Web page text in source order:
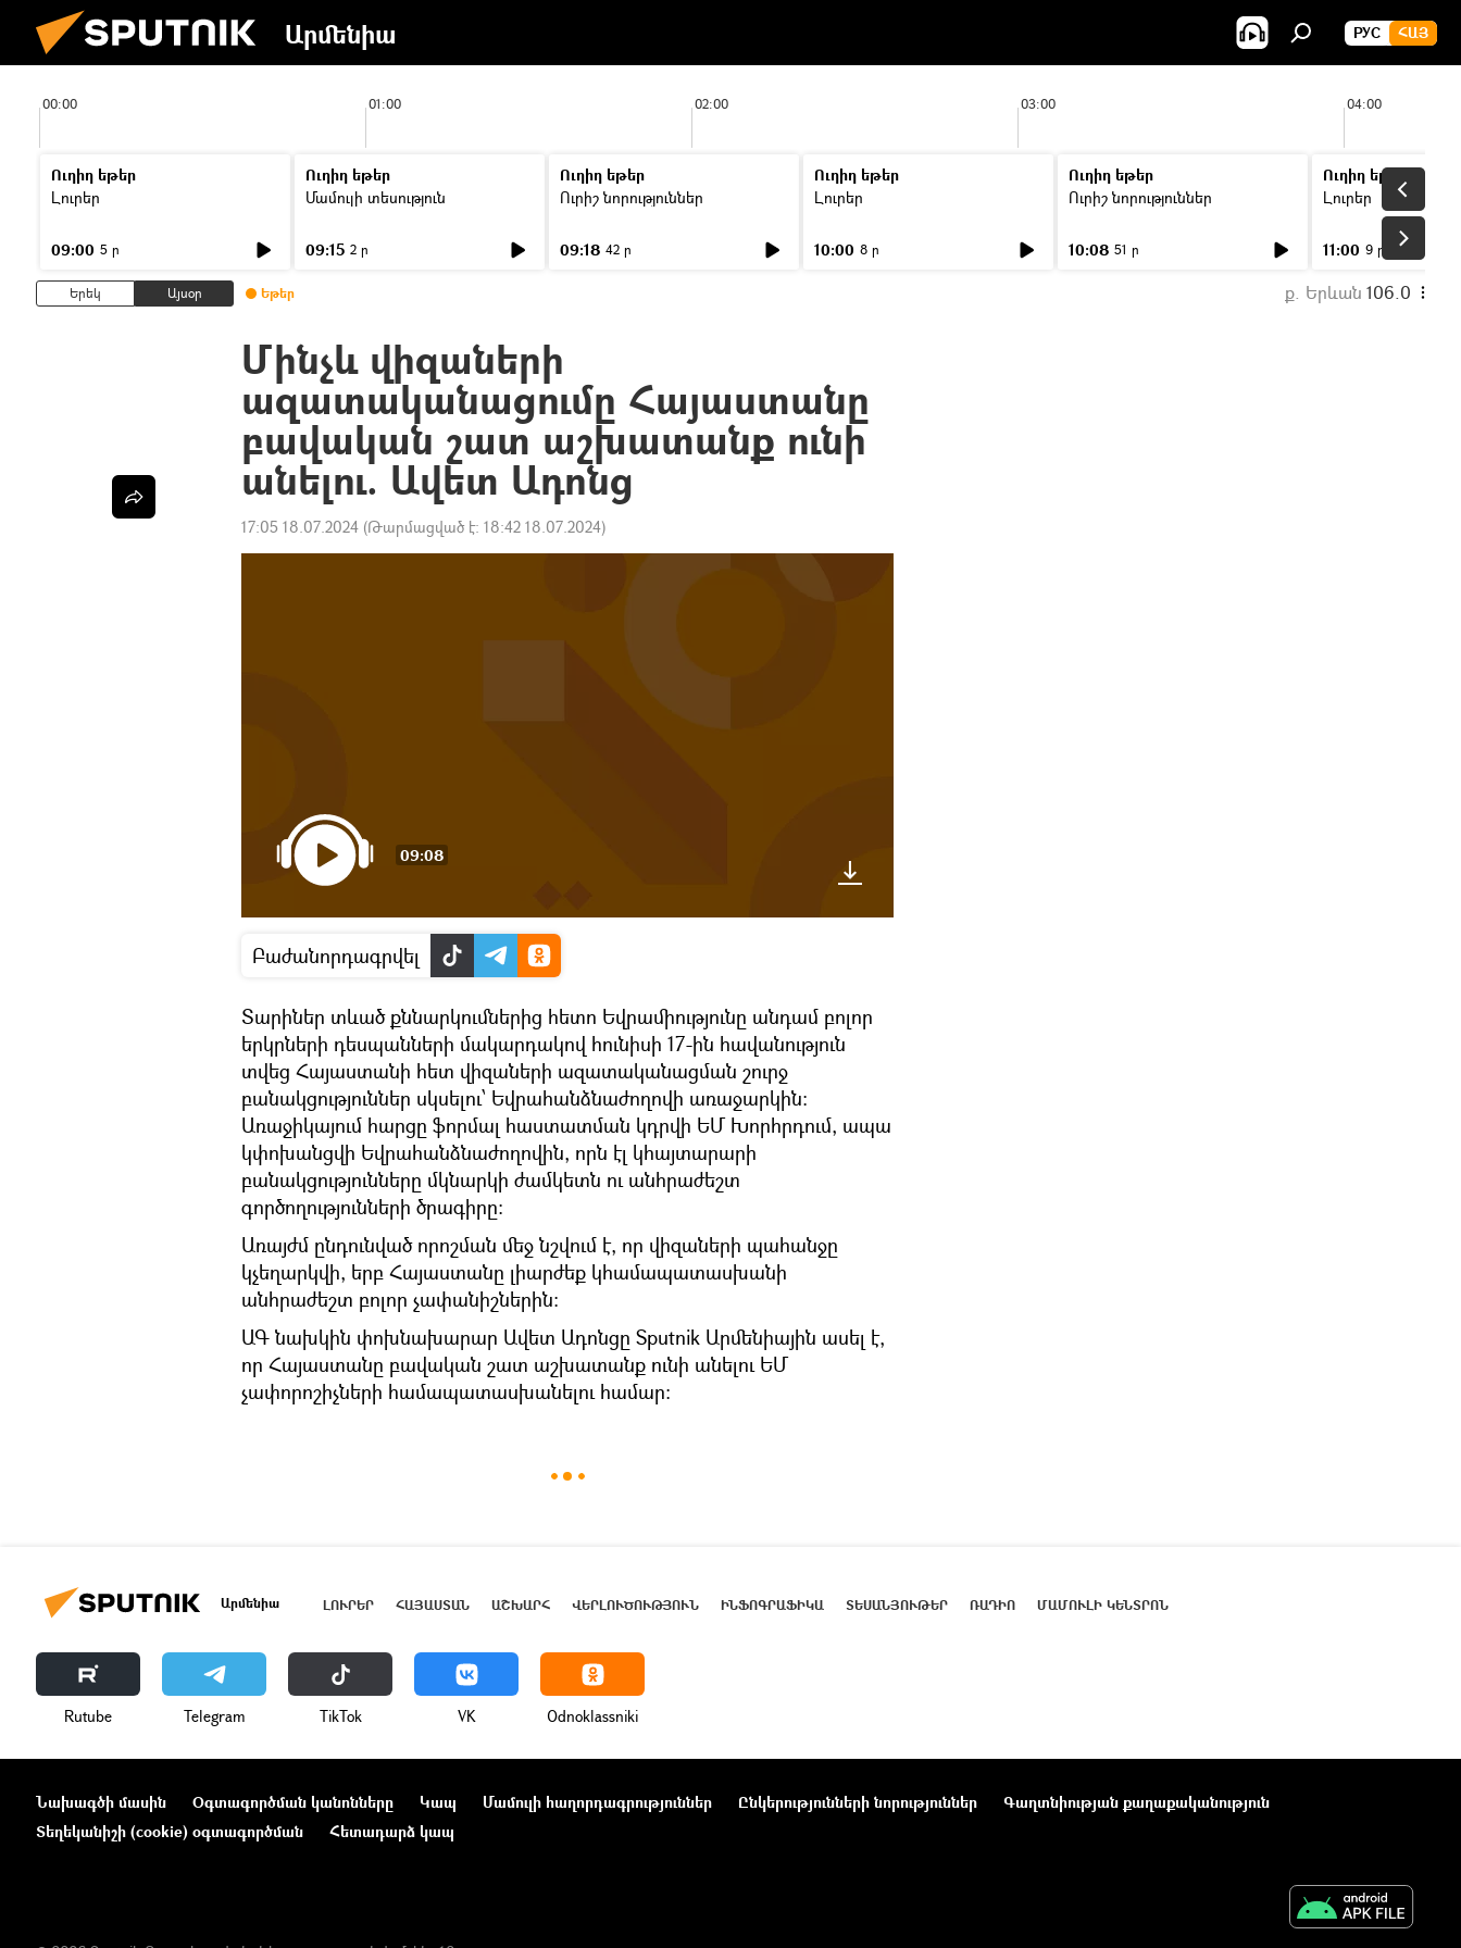
Արմենիա РУС ՀԱՅ
00:00 01:00 02:00 03:00 04:00
Ուղիղ եթեր
Լուրեր
09:00 5 ր
Ուղիղ եթեր
Մամուլի տեսություն
09:15 2 ր
Ուղիղ եթեր
Ուրիշ նորություններ
09:18 42 ր
Ուղիղ եթեր
Լուրեր
10:00 8 ր
Ուղիղ եթեր
Ուրիշ նորություններ
10:08 51 ր
Ուղիղ եթեր
Լուրեր
11:00 9 ր
Երեկ Այսօր Եթեր ք. Երևան 106.0
Մինչև վիզաների
ազատականացումը Հայաստանը
բավական շատ աշխատանք ունի
անելու. Ավետ Ադոնց
17:05 18.07.2024 (Թարմացված է: 18:42 18.07.2024)
09:08
Բաժանորդագրվել
Տարիներ տևած քննարկումներից հետո Եվրամիությունը անդամ բոլոր
երկրների դեսպանների մակարդակով հունիսի 17-ին հավանություն
տվեց Հայաստանի հետ վիզաների ազատականացման շուրջ
բանակցություններ սկսելու՝ Եվրահանձնաժողովի առաջարկին։
Առաջիկայում հարցը ֆորմալ հաստատման կդրվի ԵՄ Խորհրդում, ապա
կփոխանցվի Եվրահանձնաժողովին, որն էլ կհայտարարի
բանակցությունները մկնարկի ժամկետն ու անհրաժեշտ
գործողությունների ծրագիրը։
Առայժմ ընդունված որոշման մեջ նշվում է, որ վիզաների պահանջը
կչեղարկվի, երբ Հայաստանը լիարժեք կհամապատասխանի
անհրաժեշտ բոլոր չափանիշներին։
ԱԳ նախկին փոխնախարար Ավետ Ադոնցը Sputnik Արմենիային ասել է,
որ Հայաստանը բավական շատ աշխատանք ունի անելու ԵՄ
չափորոշիչների համապատասխանելու համար։
Արմենիա ԼՈՒՐԵՐ ՀԱՅԱՍՏԱՆ ԱՇԽԱՐՀ ՎԵՐԼՈՒԾՈՒԹՅՈՒՆ ԻՆՖՈԳՐԱՖԻԿԱ ՏԵՍԱՆՅՈՒԹԵՐ ՌԱԴԻՈ ՄԱՄՈՒԼԻ ԿԵՆՏՐՈՆ
Rutube Telegram ТikТоk VK Odnoklassniki
Նախագծի մասին Օգտագործման կանոնները Կապ Մամուլի հաղորդագրություններ Ընկերությունների նորություններ
Գաղտնիության քաղաքականություն
Տեղեկանիշի (cookie) օգտագործման
Հետադարձ կապ